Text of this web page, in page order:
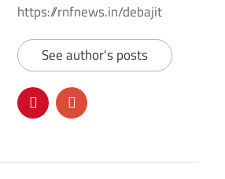
https://rnfnews.in/debajit
See author's posts